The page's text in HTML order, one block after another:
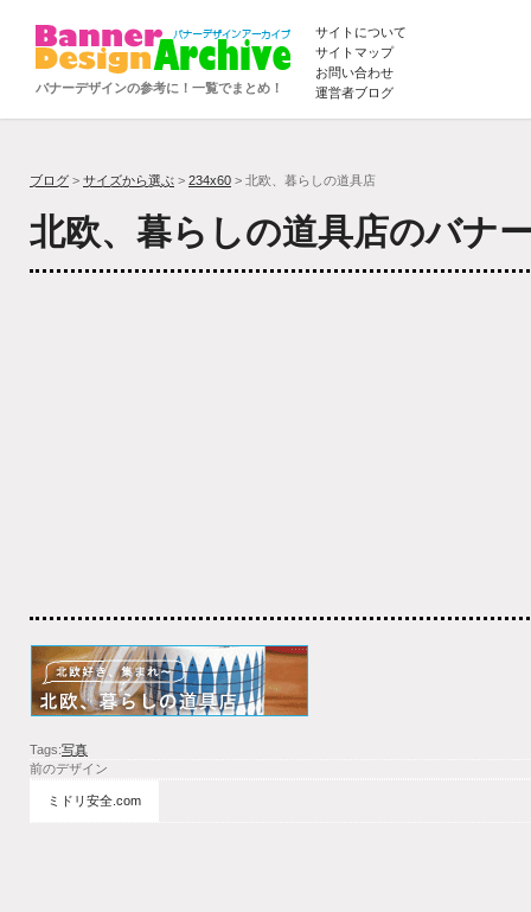
バナーデザインの参考に！一覧でまとめ！
サイトについて
サイトマップ
お問い合わせ
運営者ブログ
ブログ > サイズから選ぶ > 234x60 > 北欧、暮らしの道具店
北欧、暮らしの道具店のバナ
Tags:写真
前のデザイン
ミドリ安全.com